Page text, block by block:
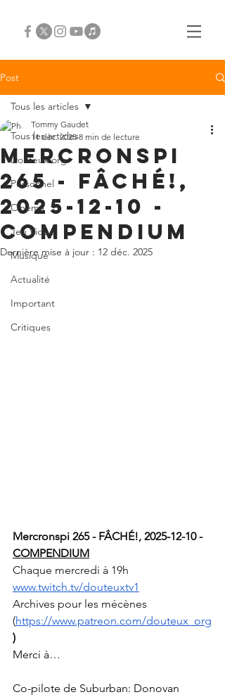
Post
Tous les articles
Douteux.org
Personnel
Cinéma
Jeu Vidéo
Musique
Actualité
Important
Critiques
Tous les articles
Mercronspi
265 - FÂCHÉ!,
2025-12-10 -
compendium
Tommy Gaudet
11 déc. 2025 8 min de lecture
Dernière mise à jour : 12 déc. 2025
Mercronspi 265 - FÂCHÉ!, 2025-12-10 -
COMPENDIUM
Chaque mercredi à 19h
www.twitch.tv/douteuxtv1
Archives pour les mécènes
(https://www.patreon.com/douteux_org
)
Merci à…
Co-pilote de Suburban: Donovan